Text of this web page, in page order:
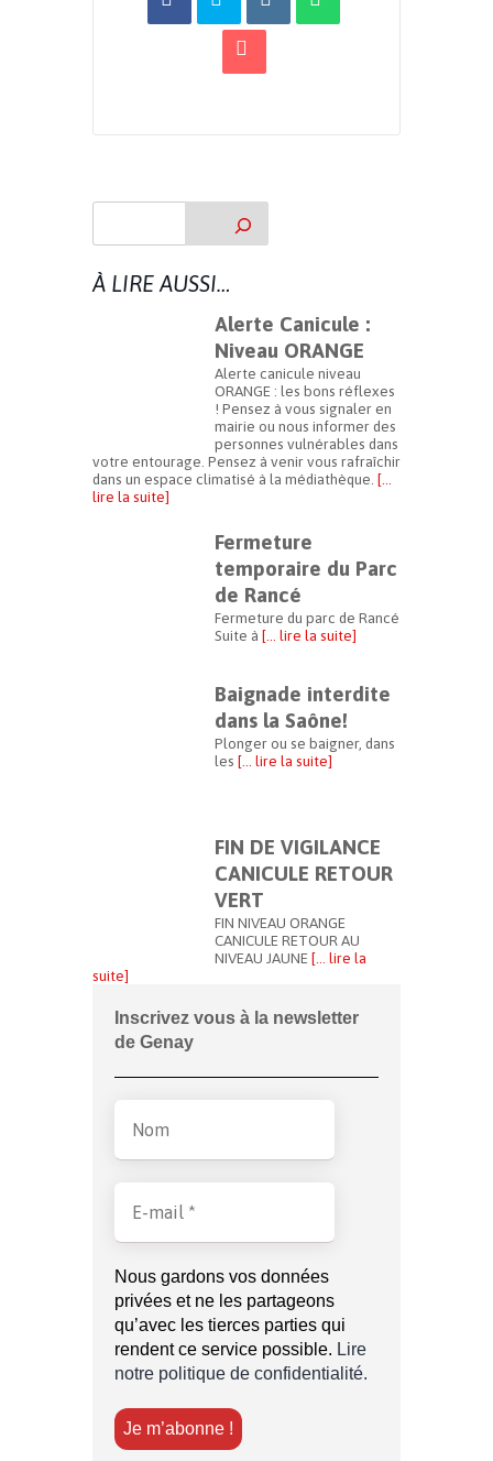
À LIRE AUSSI…
Alerte Canicule :
Niveau ORANGE
Alerte canicule niveau
ORANGE : les bons réflexes
! Pensez à vous signaler en
mairie ou nous informer des
personnes vulnérables dans
votre entourage. Pensez à venir vous rafraîchir
dans un espace climatisé à la médiathèque. […
lire la suite]
Fermeture
temporaire du Parc
de Rancé
Fermeture du parc de Rancé
Suite à[… lire la suite]
Baignade interdite
dans la Saône!
Plonger ou se baigner, dans
les[… lire la suite]
FIN DE VIGILANCE
CANICULE RETOUR
VERT
FIN NIVEAU ORANGE
CANICULE RETOUR AU
NIVEAU JAUNE [… lire la
suite]
Inscrivez vous à la newsletter
de Genay
Nous gardons vos données
privées et ne les partageons
qu’avec les tierces parties qui
rendent ce service possible. Lire
notre politique de confidentialité.